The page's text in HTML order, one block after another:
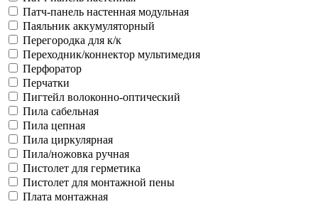
Патч-панель настенная модульная
Паяльник аккумуляторный
Перегородка для к/к
Переходник/коннектор мультимедия
Перфоратор
Перчатки
Пигтейл волоконно-оптический
Пила сабельная
Пила цепная
Пила циркулярная
Пила/ножовка ручная
Пистолет для герметика
Пистолет для монтажной пены
Плата монтажная